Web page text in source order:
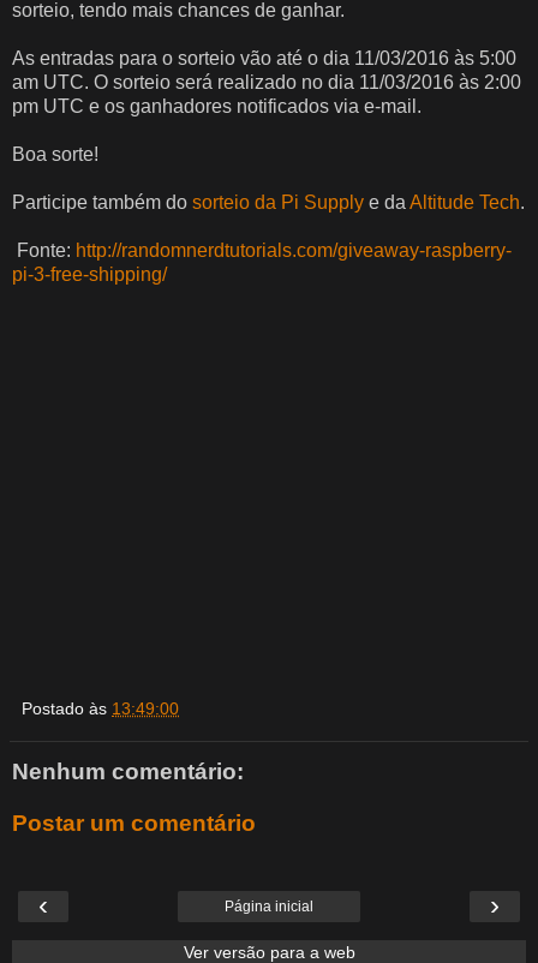
sorteio, tendo mais chances de ganhar.
As entradas para o sorteio vão até o dia 11/03/2016 às 5:00
am UTC. O sorteio será realizado no dia 11/03/2016 às 2:00
pm UTC e os ganhadores notificados via e-mail.
Boa sorte!
Participe também do sorteio da Pi Supply e da Altitude Tech.
Fonte: http://randomnerdtutorials.com/giveaway-raspberry-
pi-3-free-shipping/
Postado às 13:49:00
Nenhum comentário:
Postar um comentário
‹ ›
Página inicial
Ver versão para a web